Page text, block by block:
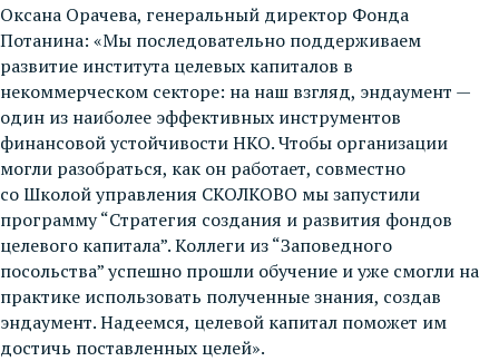
Оксана Орачева, генеральный директор Фонда
Потанина: «Мы последовательно поддерживаем
развитие института целевых капиталов в
некоммерческом секторе: на наш взгляд, эндаумент —
один из наиболее эффективных инструментов
финансовой устойчивости НКО. Чтобы организации
могли разобраться, как он работает, совместно
со Школой управления СКОЛКОВО мы запустили
программу “Стратегия создания и развития фондов
целевого капитала”. Коллеги из “Заповедного
посольства” успешно прошли обучение и уже смогли на
практике использовать полученные знания, создав
эндаумент. Надеемся, целевой капитал поможет им
достичь поставленных целей».